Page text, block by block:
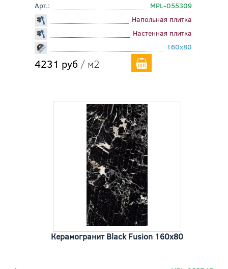
Арт.:
MPL-055309
Напольная плитка
Настенная плитка
160x80
4231 руб / м2
Керамогранит Black Fusion 160x80